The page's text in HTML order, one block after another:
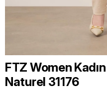
FTZ Women
Naturel 31176